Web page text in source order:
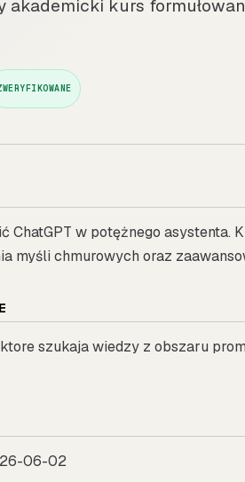
akademicki kurs
ChatGPT w potężnego asystenta.
myśli chmurowych oraz
szukaja wiedzy z obszaru
06-02